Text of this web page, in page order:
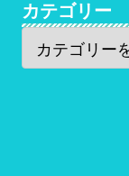
カテゴリー